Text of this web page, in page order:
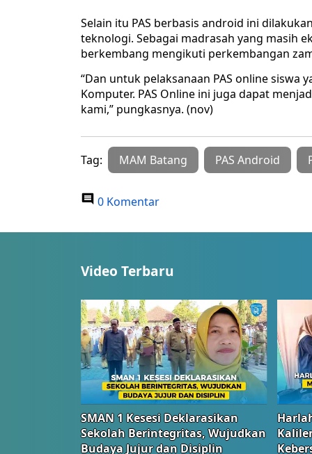
Selain itu PAS berbasis android ini
teknologi. Sebagai madrasah yang masih
berkembang mengikuti perkembangan
“Dan untuk pelaksanaan PAS online
Komputer. PAS Online ini juga dapat
kami,” pungkasnya. (nov)
Tag: MAM Batang PAS Android
0 Komentar
Video Terbaru
SMAN 1 Kesesi Deklarasikan
Sekolah Berintegritas, Wujudkan
Budaya Jujur dan Disiplin